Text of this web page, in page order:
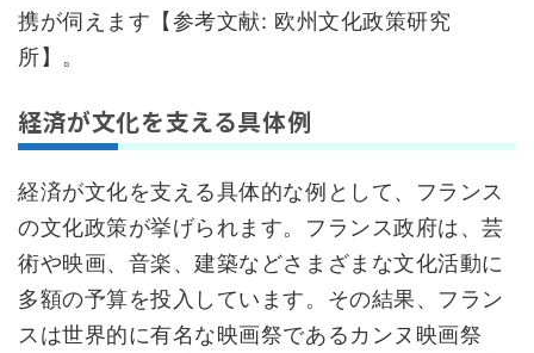
携が伺えます【参考文献: 欧州文化政策研究
所】。
経済が文化を支える具体例
経済が文化を支える具体的な例として、フランス
の文化政策が挙げられます。フランス政府は、芸
術や映画、音楽、建築などさまざまな文化活動に
多額の予算を投入しています。その結果、フラン
スは世界的に有名な映画祭であるカンヌ映画祭